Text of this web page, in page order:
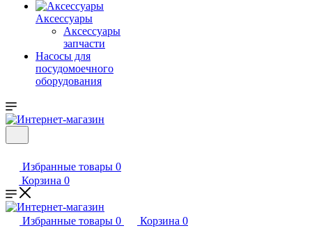
Аксессуары
Аксессуары
запчасти
Насосы для
посудомоечного
оборудования
Избранные товары 0
Корзина 0
Избранные товары 0 Корзина 0